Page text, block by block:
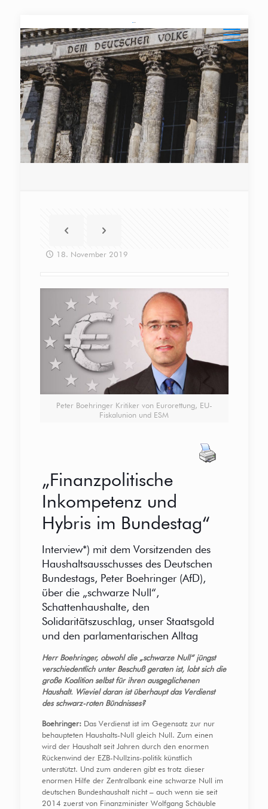
18. November 2019
Peter Boehringer Kritiker von Eurorettung, EU-
Fiskalunion und ESM
„Finanzpolitische
Inkompetenz und
Hybris im Bundestag“
Interview*) mit dem Vorsitzenden des
Haushaltsausschusses des Deutschen
Bundestags, Peter Boehringer (AfD),
über die „schwarze Null“,
Schattenhaushalte, den
Solidaritätszuschlag, unser Staatsgold
und den parlamentarischen Alltag
Herr Boehringer, obwohl die „schwarze Null“ jüngst
verschiedentlich unter Beschuß geraten ist, lobt sich die
große Koalition selbst für ihren ausgeglichenen
Haushalt. Wieviel daran ist überhaupt das Verdienst
des schwarz-roten Bündnisses?
Boehringer: Das Verdienst ist im Gegensatz zur nur
behaupteten Haushalts-Null gleich Null. Zum einen
wird der Haushalt seit Jahren durch den enormen
Rückenwind der EZB-Nullzins-politik künstlich
unterstützt. Und zum anderen gibt es trotz dieser
enormen Hilfe der Zentralbank eine schwarze Null im
deutschen Bundeshaushalt nicht – auch wenn sie seit
2014 zuerst von Finanzminister Wolfgang Schäuble